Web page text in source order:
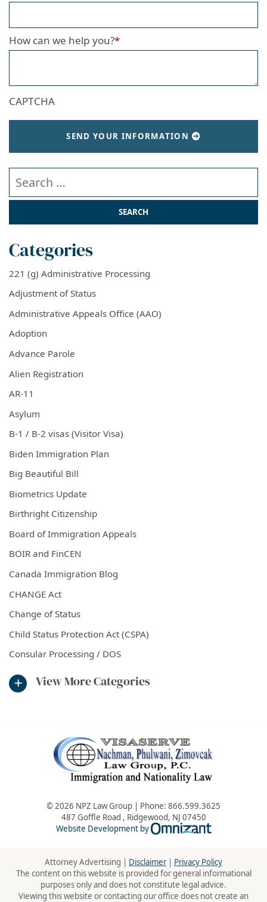
How can we help you?*
CAPTCHA
SEND YOUR INFORMATION
Search our website
Categories
221 (g) Administrative Processing
Adjustment of Status
Administrative Appeals Office (AAO)
Adoption
Advance Parole
Alien Registration
AR-11
Asylum
B-1 / B-2 visas (Visitor Visa)
Biden Immigration Plan
Big Beautiful Bill
Biometrics Update
Birthright Citizenship
Board of Immigration Appeals
BOIR and FinCEN
Canada Immigration Blog
CHANGE Act
Change of Status
Child Status Protection Act (CSPA)
Consular Processing / DOS
View More Categories
© 2026 NPZ Law Group | Phone: 866.599.3625
487 Goffle Road , Ridgewood, NJ 07450
Website Development by
Omnizant -
Attorney Advertising | Disclaimer| Privacy Policy
The content on this website is provided for general informational
purposes only and does not constitute legal advice.
Viewing this website or contacting our office does not create an